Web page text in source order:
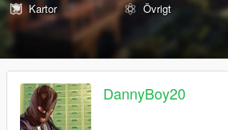
Kartor
Övrigt
DannyBoy20